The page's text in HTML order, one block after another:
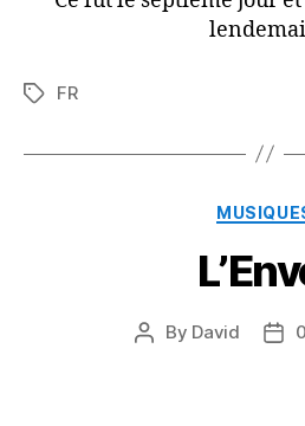
TagsFR
Post
By David